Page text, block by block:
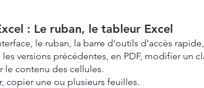
: Le ruban, le tableur Excel
le ruban, la barre d'outils d’accès
les versions précédentes, en PDF, modifier un
le contenu des cellules.
copier une ou plusieurs feuilles.